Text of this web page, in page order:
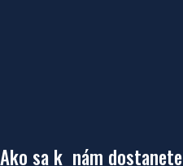
Ako sa k nám dostanete